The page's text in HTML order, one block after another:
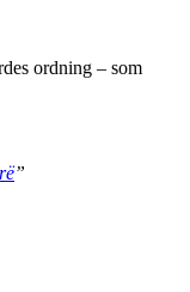
ordning – som
”